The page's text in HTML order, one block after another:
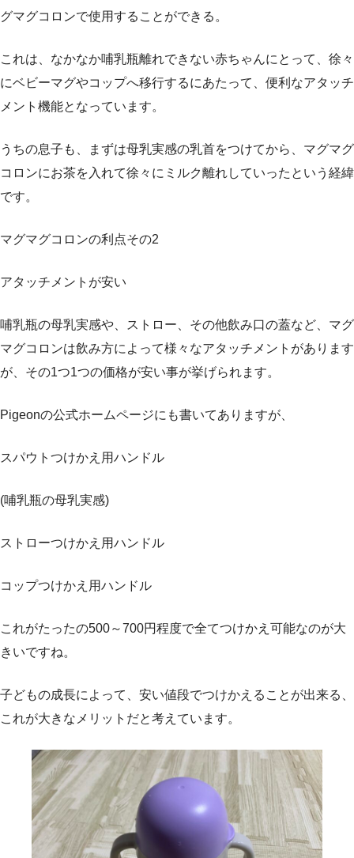
グマグコロンで使用することができる。
これは、なかなか哺乳瓶離れできない赤ちゃんにとって、徐々
にベビーマグやコップへ移行するにあたって、便利なアタッチ
メント機能となっています。
うちの息子も、まずは母乳実感の乳首をつけてから、マグマグ
コロンにお茶を入れて徐々にミルク離れしていったという経緯
です。
マグマグコロンの利点その2
アタッチメントが安い
哺乳瓶の母乳実感や、ストロー、その他飲み口の蓋など、マグ
マグコロンは飲み方によって様々なアタッチメントがあります
が、その1つ1つの価格が安い事が挙げられます。
Pigeonの公式ホームページにも書いてありますが、
スパウトつけかえ用ハンドル
(哺乳瓶の母乳実感)
ストローつけかえ用ハンドル
コップつけかえ用ハンドル
これがたったの500～700円程度で全てつけかえ可能なのが大
きいですね。
子どもの成長によって、安い値段でつけかえることが出来る、
これが大きなメリットだと考えています。